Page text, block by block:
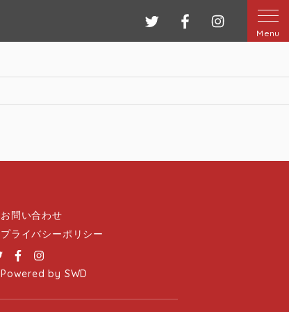
ツイッターフェイスブック
インスタグ
Menu
お問い合わせ
プライバシーポリシー
TwitterFacebook
Powered by SWD